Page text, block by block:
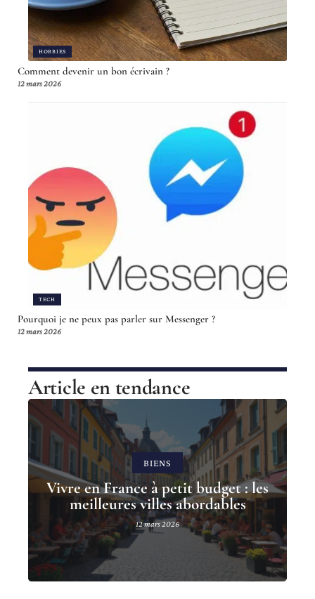
HOBBIES
Comment devenir un bon écrivain ?
12 mars 2026
TECH
Pourquoi je ne peux pas parler sur Messenger ?
12 mars 2026
Article en tendance
BIENS
Vivre en France à petit budget : les
meilleures villes abordables
12 mars 2026